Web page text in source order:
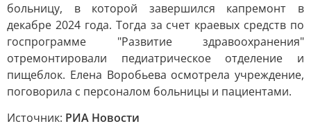
больницу, в которой завершился капремонт в
декабре 2024 года. Тогда за счет краевых средств по
госпрограмме "Развитие здравоохранения"
отремонтировали педиатрическое отделение и
пищеблок. Елена Воробьева осмотрела учреждение,
поговорила с персоналом больницы и пациентами.
Источник: РИА Новости